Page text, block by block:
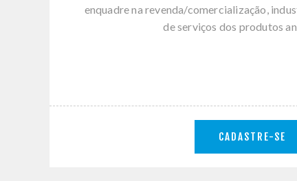
enquadre na revenda/comercialização,
de serviços dos produtos
CADASTRE-SE